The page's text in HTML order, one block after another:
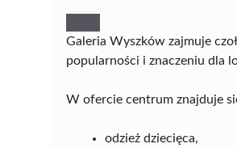
Galeria Wyszków zajmuje
popularności i znaczeniu dla
W ofercie centrum znajduje
odzież dziecięca,